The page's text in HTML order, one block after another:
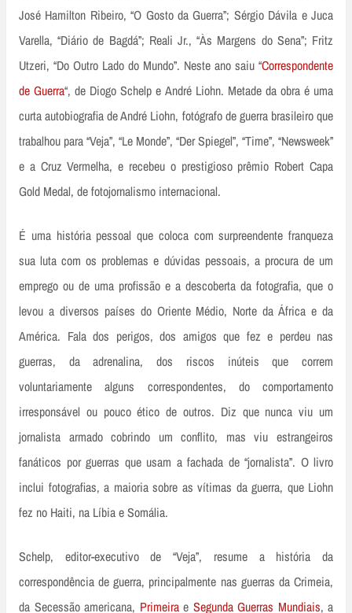
José Hamilton Ribeiro, “O Gosto da Guerra”; Sérgio Dávila e Juca
Varella, “Diário de Bagdá”; Reali Jr., “Às Margens do Sena”; Fritz
Utzeri, “Do Outro Lado do Mundo”. Neste ano saiu “Correspondente
de Guerra“, de Diogo Schelp e André Liohn. Metade da obra é uma
curta autobiografia de André Liohn, fotógrafo de guerra brasileiro que
trabalhou para “Veja”, “Le Monde”, “Der Spiegel”, “Time”, “Newsweek”
e a Cruz Vermelha, e recebeu o prestigioso prêmio Robert Capa
Gold Medal, de fotojornalismo internacional.
É uma história pessoal que coloca com surpreendente franqueza
sua luta com os problemas e dúvidas pessoais, a procura de um
emprego ou de uma profissão e a descoberta da fotografia, que o
levou a diversos países do Oriente Médio, Norte da África e da
América. Fala dos perigos, dos amigos que fez e perdeu nas
guerras, da adrenalina, dos riscos inúteis que correm
voluntariamente alguns correspondentes, do comportamento
irresponsável ou pouco ético de outros. Diz que nunca viu um
jornalista armado cobrindo um conflito, mas viu estrangeiros
fanáticos por guerras que usam a fachada de “jornalista”. O livro
inclui fotografias, a maioria sobre as vítimas da guerra, que Liohn
fez no Haiti, na Líbia e Somália.
Schelp, editor-executivo de “Veja”, resume a história da
correspondência de guerra, principalmente nas guerras da Crimeia,
da Secessão americana, Primeirae Segunda Guerras Mundiais, a